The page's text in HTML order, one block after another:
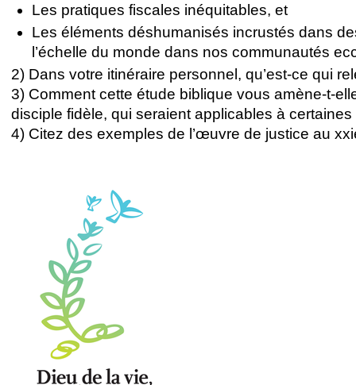
Les pratiques fiscales inéquitables, et
Les éléments déshumanisés incrustés dans
l’échelle du monde dans nos communautés
2) Dans votre itinéraire personnel, qu’est-ce qui
3) Comment cette étude biblique vous amène-t-
disciple fidèle, qui seraient applicables à
4) Citez des exemples de l’œuvre de justice au xxi